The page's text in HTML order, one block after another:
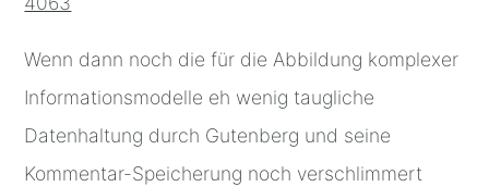
Wenn dann noch die für die Abbildung komplexer
Informationsmodelle eh wenig taugliche
Datenhaltung durch Gutenberg und seine
Kommentar-Speicherung noch verschlimmert